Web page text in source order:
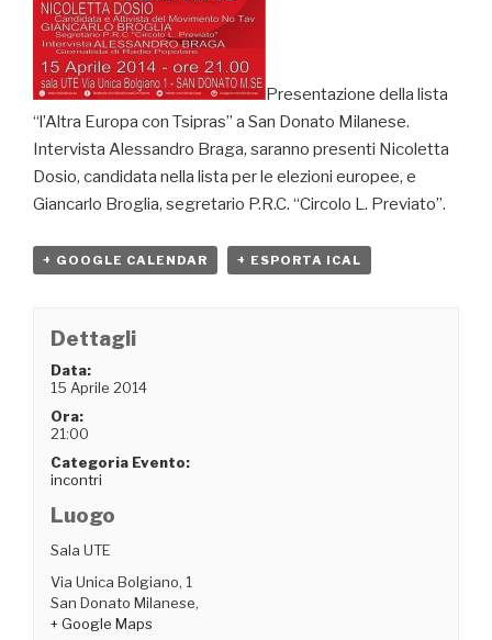
Presentazione della lista
“l’Altra Europa con Tsipras” a San Donato Milanese.
Intervista Alessandro Braga, saranno presenti Nicoletta
Dosio, candidata nella lista per le elezioni europee, e
Giancarlo Broglia, segretario P.R.C. “Circolo L. Previato”.
+ GOOGLE CALENDAR + ESPORTA ICAL
Dettagli
Data:
15 Aprile 2014
Ora:
21:00
Categoria Evento:
incontri
Luogo
Sala UTE
Via Unica Bolgiano, 1
San Donato Milanese,
+ Google Maps